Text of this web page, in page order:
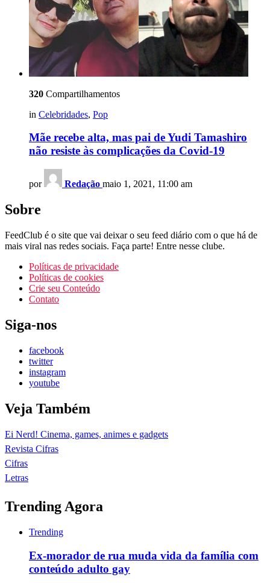
320 Compartilhamentos
in Celebridades, Pop
Mãe recebe alta, mas pai de Yudi Tamashiro
não resiste às complicações da Covid-19
por Redação maio 1, 2021, 11:00 am
Sobre
FeedClub é o site que vai deixar o seu feed diário com o que há de
mais viral nas redes sociais. Faça parte! Entre nesse clube.
Políticas de privacidade
Políticas de cookies
Crie seu Conteúdo
Contato
Siga-nos
facebook
twitter
instagram
youtube
Veja Também
Ei Nerd! Cinema, games, animes e gadgets
Revista Cifras
Cifras
Letras
Trending Agora
Trending
Ex-morador de rua muda vida da família com
conteúdo adulto gay